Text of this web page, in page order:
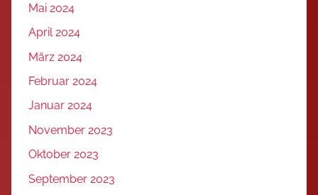
Mai 2024
April 2024
März 2024
Februar 2024
Januar 2024
November 2023
Oktober 2023
September 2023